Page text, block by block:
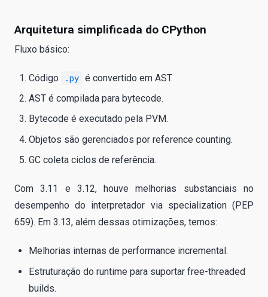
Arquitetura simplificada do CPython
Fluxo básico:
Código .py é convertido em AST.
AST é compilada para bytecode.
Bytecode é executado pela PVM.
Objetos são gerenciados por reference counting.
GC coleta ciclos de referência.
Com 3.11 e 3.12, houve melhorias substanciais no
desempenho do interpretador via specialization (PEP
659). Em 3.13, além dessas otimizações, temos:
Melhorias internas de performance incremental.
Estruturação do runtime para suportar free-threaded
builds.